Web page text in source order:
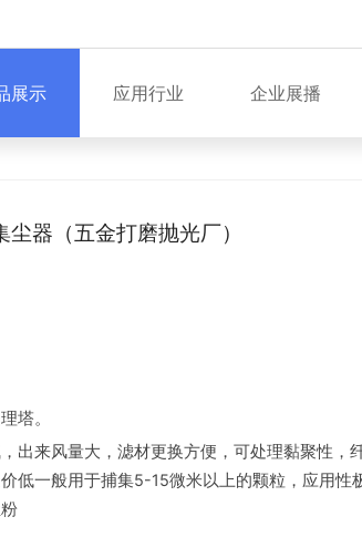
展示 应用行业 企业展播
尘器（五金打磨抛光厂）
塔。
出来风量大，滤材更换方便，可处理黏聚性，
低一般用于捕集5-15微米以上的颗粒，应用性